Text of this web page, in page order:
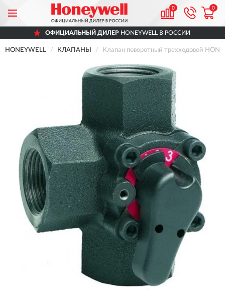
0 0
ОФИЦИАЛЬНЫЙ ДИЛЕР HONEYWELL В РОССИИ
HONEYWELL КЛАПАНЫ Клапан поворотный трехходовой